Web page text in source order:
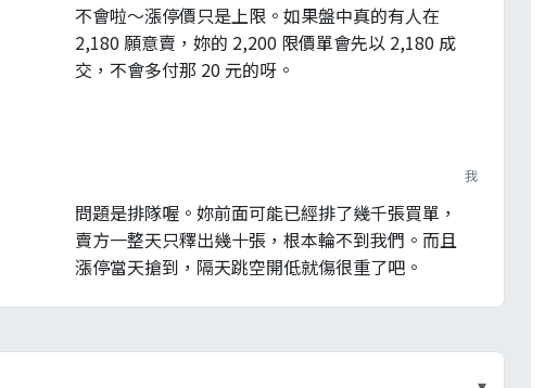
不會啦～漲停價只是上限。如果盤中真的有人在
2,180 願意賣，妳的 2,200 限價單會先以 2,180 成
交，不會多付那 20 元的呀。
我
問題是排隊喔。妳前面可能已經排了幾千張買單，
賣方一整天只釋出幾十張，根本輪不到我們。而且
漲停當天搶到，隔天跳空開低就傷很重了吧。